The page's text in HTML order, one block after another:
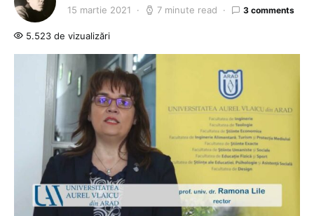
15 martie 2021 7 minute read 3 comments
5.523 de vizualizări